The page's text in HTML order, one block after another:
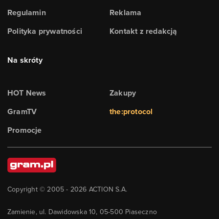
Regulamin
Polityka prywatności
Reklama
Kontakt z redakcją
Na skróty
HOT News
GramTV
Promocje
Zakupy
the:protocol
Copyright © 2005 - 2026 ACTION S.A.
Zamienie, ul. Dawidowska 10, 05-500 Piaseczno